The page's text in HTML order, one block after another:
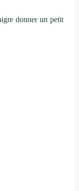
donner un petit